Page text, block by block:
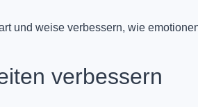
und weise verbessern, wie
verbessern